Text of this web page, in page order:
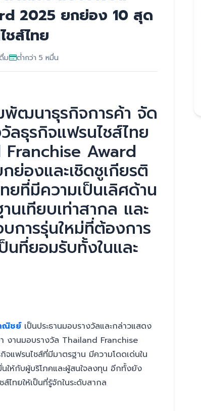
2025 ยกย่อง 10 สุด
ชส์ไทย
ม ต่ำกว่า 5 หมื่น
ฒนาธุรกิจการค้า จัด
ลธุรกิจแฟรนไชส์ไทย
Franchise Award
ย่องและเชิดชูเกียรติ
ยที่มีความเป็นเลิศด้าน
นเทียบเท่าสากล และ
การรุ่นใหม่ที่ต้องการ
นที่ยอมรับทั้งในและ
ณิชย์เป็นประธานมอบรางวัลและกล่าวแสดง
งานมอบรางวัล Thailand Franchise
แฟรนไชส์ที่มีมาตรฐาน มีความโดดเด่นใน
ให้กับผู้บริโภคและผู้สนใจลงทุน อีกทั้งยัง
ไทยให้เป็นที่รู้จักในระดับสากล